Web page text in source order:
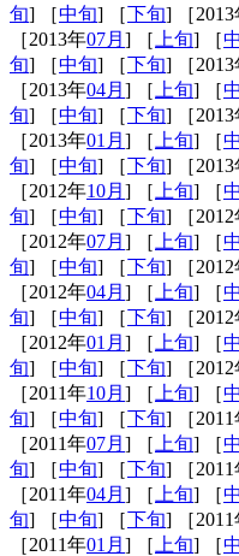
旬] ［中旬] ［下旬] ［2013
［2013年07月 ] ［ 上旬] ［
旬] ［中旬] ［下旬] ［2013
［2013年04月 ] ［ 上旬] ［
旬] ［中旬] ［下旬] ［2013
［2013年01月 ] ［ 上旬] ［
旬] ［中旬] ［下旬] ［2013
［2012年10月 ] ［ 上旬] ［
旬] ［中旬] ［下旬] ［2012
［2012年07月 ] ［ 上旬] ［
旬] ［中旬] ［下旬] ［2012
［2012年04月 ] ［ 上旬] ［
旬] ［中旬] ［下旬] ［2012
［2012年01月 ] ［ 上旬] ［
旬] ［中旬] ［下旬] ［2012
［2011年10月 ] ［ 上旬] ［
旬] ［中旬] ［下旬] ［2011
［2011年07月 ] ［ 上旬] ［
旬] ［中旬] ［下旬] ［2011
［2011年04月 ] ［ 上旬] ［
旬] ［中旬] ［下旬] ［2011
［2011年01月 ] ［ 上旬] ［